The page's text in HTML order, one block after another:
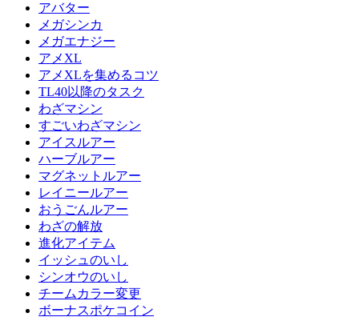
アバター
メガシンカ
メガエナジー
アメXL
アメXLを集めるコツ
TL40以降のタスク
わざマシン
すごいわざマシン
アイスルアー
ハーブルアー
マグネットルアー
レイニールアー
おうごんルアー
わざの解放
進化アイテム
イッシュのいし
シンオウのいし
チームカラー変更
ボーナスポケコイン